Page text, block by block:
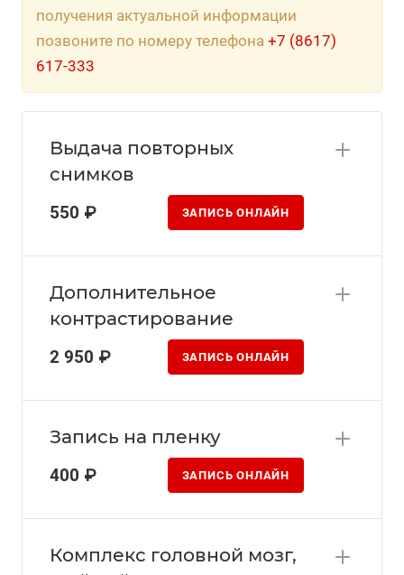
получения актуальной информации
позвоните по номеру телефона +7 (8617)
617-333
Выдача повторных
снимков
550 ₽ ЗАПИСЬ ОНЛАЙН
Дополнительное
контрастирование
2 950 ₽ ЗАПИСЬ ОНЛАЙН
Запись на пленку
400 ₽ ЗАПИСЬ ОНЛАЙН
Комплекс головной мозг,